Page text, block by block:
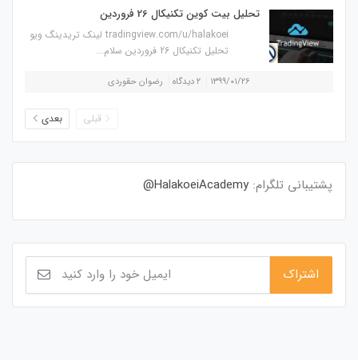
تحلیل بیت کوین تکنیکال 26 فروردین
tradingview.com/u/halakoei لینک تریدینگ ویو
تحلیل تکنیکال 26 فروردین سلام...
۱۳۹۹/۰۱/۲۶ ۲ دیدگاه رضوان حقوردی
قبلی بعدی
پشتیبانی تلگرام: HalakoeiAcademy@